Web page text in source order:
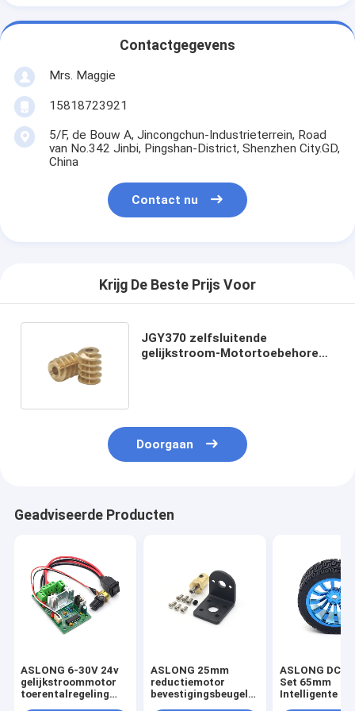
Contactgegevens
Mrs. Maggie
15818723921
5/F, de Bouw A, Jincongchun-Industrieterrein, Road
van No.342 Jinbi, Pingshan-District, Shenzhen City.GD,
China
Contact nu
Krijg De Beste Prijs Voor
JGY370 zelfsluitende
gelijkstroom-Motortoebehoren
Doorgaan
Geadviseerde Producten
ASLONG 6-30V 24v
gelijkstroommotor
toerentalregeling
ASLONG 25mm
reductiemotor
bevestigingsbeugel+koppelingsset
ASLONG DC
Set 65mm
Intelligente